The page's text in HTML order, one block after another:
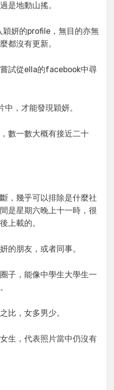
是地動山搖。
妍的profile，無目的亦無
都沒有更新。
試從ella的facebook中尋
，才能發現穎妍。
數一數大概有接近二十
，幾乎可以排除是什麼社
是星期六晚上十一時，很
上載的。
的朋友，或者同事。
子，能像中學生大學生一
比，女多男少。
生，代表照片當中仍沒有